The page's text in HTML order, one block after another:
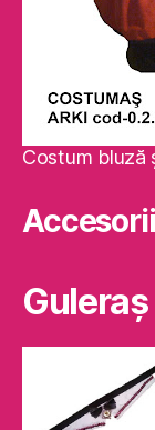
Costum bluză
Guleraş